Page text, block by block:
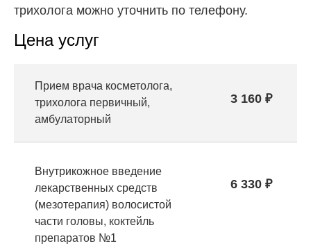
трихолога можно уточнить по телефону.
Цена услуг
Прием врача косметолога,
трихолога первичный,
амбулаторный
3 160 ₽
Внутрикожное введение
лекарственных средств
(мезотерапия) волосистой
части головы, коктейль
препаратов №1
6 330 ₽